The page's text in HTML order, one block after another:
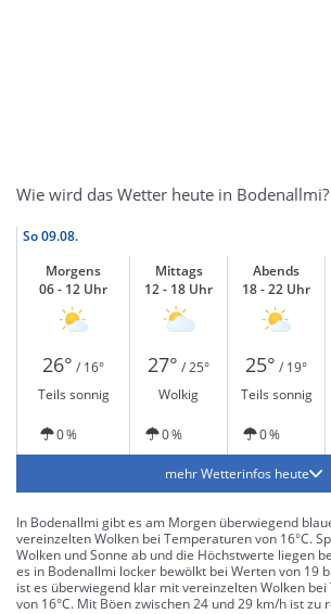
Wie wird das Wetter heute in Bodenallmi?
So09.08.
Morgens
06 - 12 Uhr
Mittags
12 - 18 Uhr
Abends
18 - 22 Uhr
26° / 16° 27° / 25° 25° / 19°
Teils sonnig
Wolkig Teils sonnig
0 % 0 % 0 %
mehr Wetterinfos heute
In Bodenallmi gibt es am Morgen überwiegend
vereinzelten Wolken bei Temperaturen von 16°C.
Wolken und Sonne ab und die Höchstwerte liegen
es in Bodenallmi locker bewölkt bei Werten von 19
ist es überwiegend klar mit vereinzelten Wolken
von 16°C. Mit Böen zwischen 24 und 29 km/h ist zu